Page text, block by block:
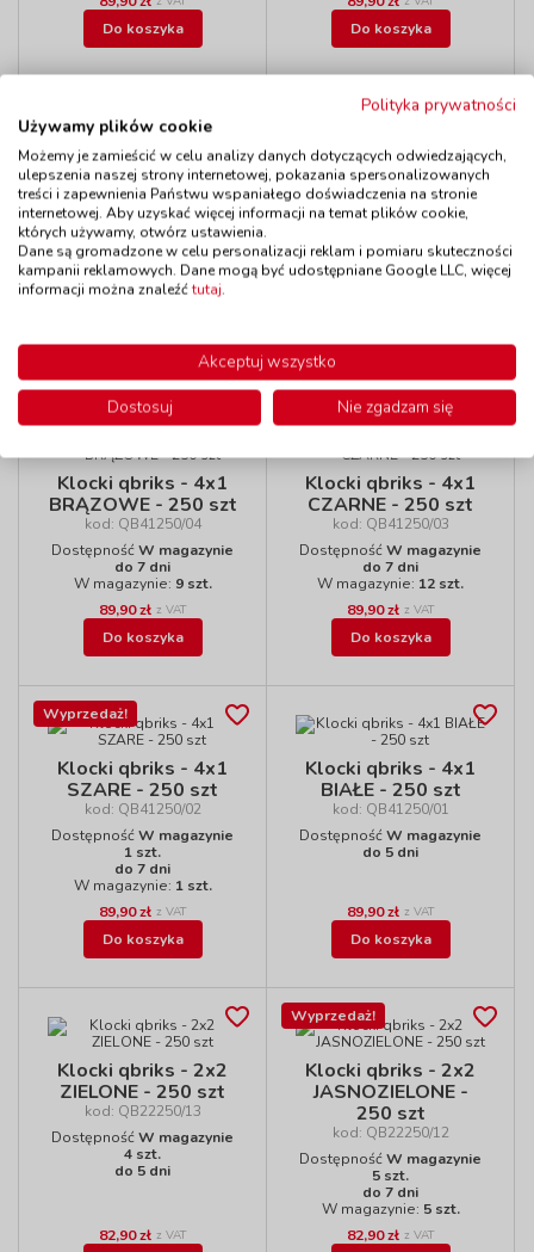
Do koszyka Do koszyka
Klocki qbriks - 4x1
POMARAŃCZOWE -
250 szt
kod: QB41250/06
DostępnośćW magazynie
do 7 dni
W magazynie:6 szt.
Wyprzedaż!
Klocki qbriks - 4x1
CZERWONE - 250
szt
kod: QB41250/05
DostępnośćW magazynie
do 7 dni
W magazynie:9 szt.
Wyprzedaż!
Klocki qbriks - 4x1
BRĄZOWE - 250 szt
kod: QB41250/04
DostępnośćW magazynie
do 7 dni
W magazynie: 9 szt.
89,90 zł z VAT
Do koszyka
Wyprzedaż!
Klocki qbriks - 4x1
CZARNE - 250 szt
kod: QB41250/03
DostępnośćW magazynie
do 7 dni
W magazynie: 12 szt.
89,90 zł z VAT
Do koszyka
Wyprzedaż!
Klocki qbriks - 4x1
SZARE - 250 szt
kod: QB41250/02
DostępnośćW magazynie
1 szt.
do 7 dni
W magazynie: 1 szt.
89,90 zł z VAT
Do koszyka
Klocki qbriks - 4x1
BIAŁE - 250 szt
kod: QB41250/01
DostępnośćW magazynie
do 5 dni
89,90 zł z VAT
Do koszyka
Klocki qbriks - 2x2
ZIELONE - 250 szt
kod: QB22250/13
DostępnośćW magazynie
4 szt.
do 5 dni
82,90 zł z VAT
Wyprzedaż!
Klocki qbriks - 2x2
JASNOZIELONE -
250 szt
kod: QB22250/12
DostępnośćW magazynie
5 szt.
do 7 dni
W magazynie: 5 szt.
82,90 zł z VAT
Polityka prywatności
Używamy plików cookie
Możemy je zamieścić w celu analizy danych dotyczących odwiedzających,
ulepszenia naszej strony internetowej, pokazania spersonalizowanych
treści i zapewnienia Państwu wspaniałego doświadczenia na stronie
internetowej. Aby uzyskać więcej informacji na temat plików cookie,
których używamy, otwórz ustawienia.
Dane są gromadzone w celu personalizacji reklam i pomiaru skuteczności
kampanii reklamowych. Dane mogą być udostępniane Google LLC, więcej
informacji można znaleźćtutaj.
Akceptuj wszystko
Dostosuj
Nie zgadzam się